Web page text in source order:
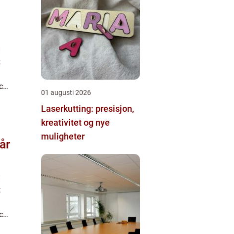
01 augusti 2026
Laserkutting: presisjon,
kreativitet og nye
muligheter